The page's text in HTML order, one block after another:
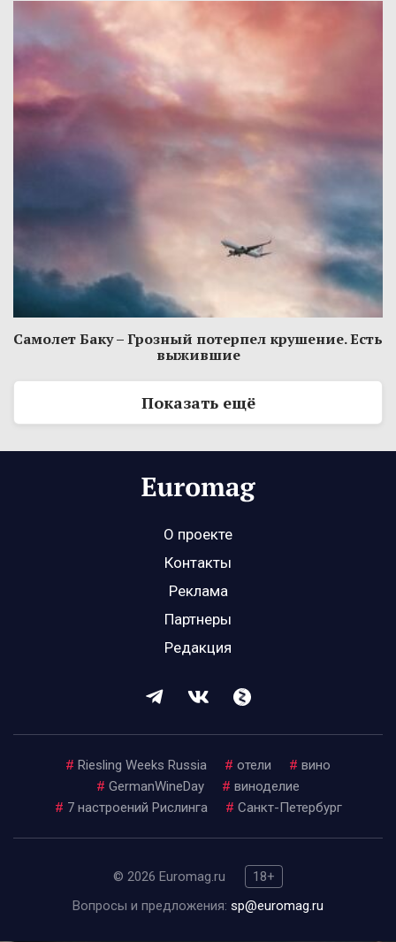
Самолет Баку – Грозный потерпел крушение. Есть
выжившие
Показать ещё
О проекте
Контакты
Реклама
Партнеры
Редакция
# Riesling Weeks Russia # отели # вино
# GermanWineDay # виноделие
# 7 настроений Рислинга # Санкт-Петербург
© 2026 Euromag.ru
18+
Вопросы и предложения: sp@euromag.ru